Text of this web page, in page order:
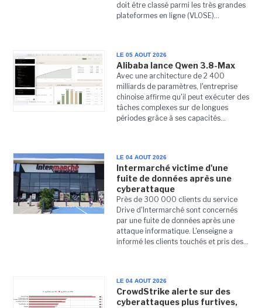
doit être classé parmi les très grandes
plateformes en ligne (VLOSE)...
LE 05 AOUT 2026
Alibaba lance Qwen 3.8-Max
Avec une architecture de 2 400
milliards de paramètres, l'entreprise
chinoise affirme qu'il peut exécuter des
tâches complexes sur de longues
périodes grâce à ses capacités...
LE 04 AOUT 2026
Intermarché victime d'une
fuite de données après une
cyberattaque
Près de 300 000 clients du service
Drive d'Intermarché sont concernés
par une fuite de données après une
attaque informatique. L'enseigne a
informé les clients touchés et pris des...
LE 04 AOUT 2026
CrowdStrike alerte sur des
cyberattaques plus furtives,